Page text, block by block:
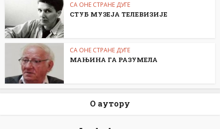
СА ОНЕ СТРАНЕ ДУГЕ
СТУБ МУЗЕЈА ТЕЛЕВИЗИЈЕ
СА ОНЕ СТРАНЕ ДУГЕ
МАЊИНА ГА РАЗУМЕЛА
О аутору